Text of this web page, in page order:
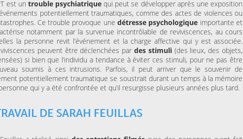
est un trouble psychiatrique qui peut se développer après une exposition
potentiellement traumatiques, comme des actes de violences ou
Ce trouble provoque une détresse psychologique importante et
notamment par la survenue incontrôlable de reviviscences, au cours
la personne revit l’événement et la charge affective qui y est associée.
peuvent être déclenchées pardes stimuli(des lieux, des objets,
si bien que l’individu a tendance à éviter ces stimuli, pour ne pas être
soumis à ces intrusions. Parfois, il peut arriver que le souvenir de
potentiellement traumatique se soustrait durant un temps à la mémoire
qui y a été confrontée et qu’il resurgisse plusieurs années plus tard.
DE SARAH FEUILLAS
la Bulle Café